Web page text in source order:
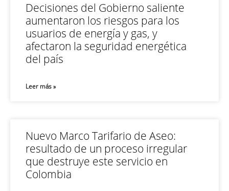
Decisiones del Gobierno saliente
aumentaron los riesgos para los
usuarios de energía y gas, y
afectaron la seguridad energética
del país
Leer más »
Nuevo Marco Tarifario de Aseo:
resultado de un proceso irregular
que destruye este servicio en
Colombia